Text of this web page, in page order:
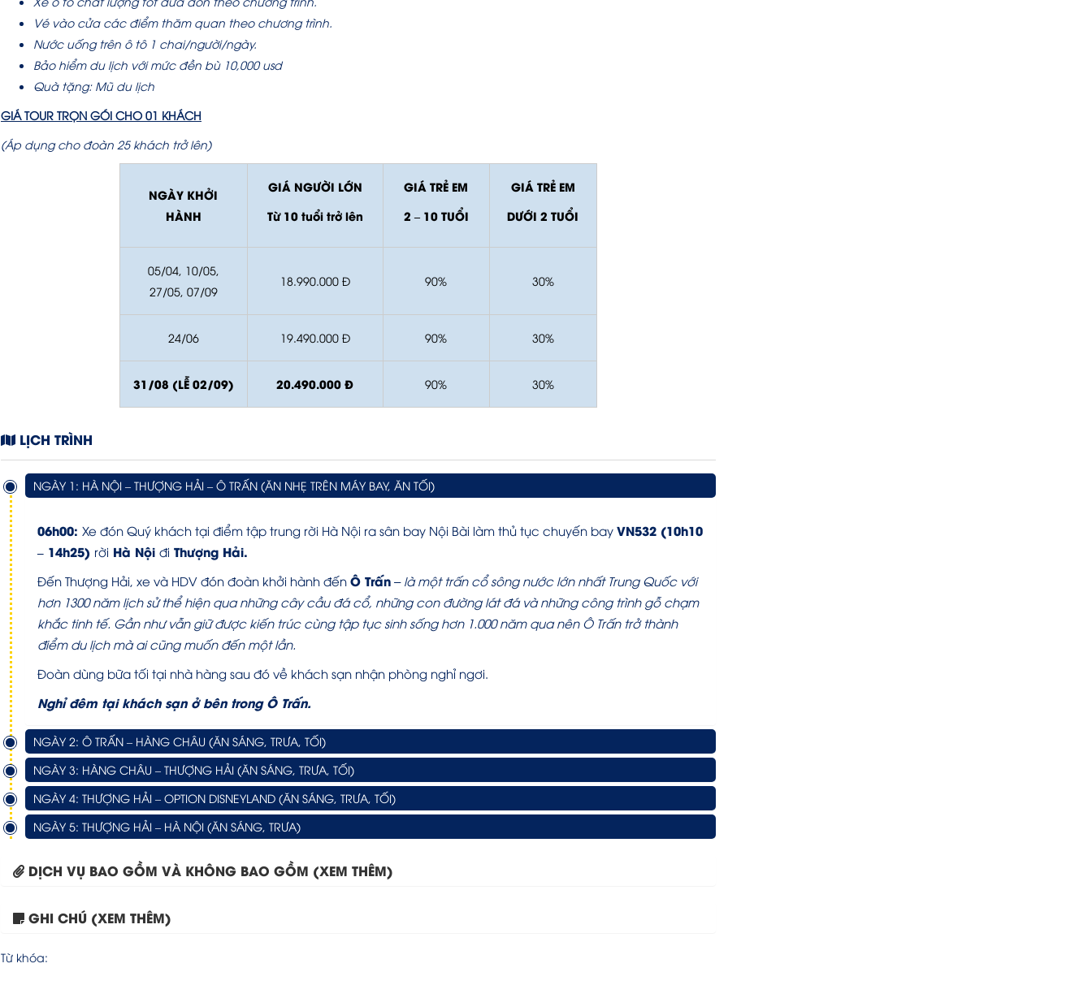
Vé vào cửa các điểm thăm quan theo chương trình.
Nước uống trên ô tô 1 chai/người/ngày.
Bảo hiểm du lịch với mức đền bù 10,000 usd
Quà tặng: Mũ du lịch
GIÁ TOUR TRỌN GÓI CHO 01 KHÁCH
(Áp dụng cho đoàn 25 khách trở lên)
NGÀY KHỞI
HÀNH
GIÁ NGƯỜI LỚN
Từ 10 tuổi trở lên
GIÁ TRẺ EM
2 – 10 TUỔI
GIÁ TRẺ EM
DƯỚI 2 TUỔI
05/04, 10/05,
27/05, 07/09
18.990.000 Đ 90% 30%
24/06 19.490.000 Đ 90% 30%
31/08 (LỄ 02/09) 20.490.000 Đ 90% 30%
LỊCH TRÌNH
NGÀY 1: HÀ NỘI – THƯỢNG HẢI – Ô TRẤN (ĂN NHẸ TRÊN MÁY BAY, ĂN TỐI)
06h00: Xe đón Quý khách tại điểm tập trung rời Hà Nội ra sân bay Nội Bài làm thủ tục chuyến bay VN532 (10h10
– 14h25) rời Hà Nội đi Thượng Hải.
Đến Thượng Hải, xe và HDV đón đoàn khởi hành đến Ô Trấn – là một trấn cổ sông nước lớn nhất Trung Quốc với
hơn 1300 năm lịch sử thể hiện qua những cây cầu đá cổ, những con đường lát đá và những công trình gỗ chạm
khắc tinh tế. Gần như vẫn giữ được kiến trúc cùng tập tục sinh sống hơn 1.000 năm qua nên Ô Trấn trở thành
điểm du lịch mà ai cũng muốn đến một lần.
Đoàn dùng bữa tối tại nhà hàng sau đó về khách sạn nhận phòng nghỉ ngơi.
Nghỉ đêm tại khách sạn ở bên trong Ô Trấn.
NGÀY 2: Ô TRẤN – HÀNG CHÂU (ĂN SÁNG, TRƯA, TỐI)
NGÀY 3: HÀNG CHÂU – THƯỢNG HẢI (ĂN SÁNG, TRƯA, TỐI)
NGÀY 4: THƯỢNG HẢI – OPTION DISNEYLAND (ĂN SÁNG, TRƯA, TỐI)
NGÀY 5: THƯỢNG HẢI – HÀ NỘI (ĂN SÁNG, TRƯA)
DỊCH VỤ BAO GỒM VÀ KHÔNG BAO GỒM (XEM THÊM)
GHI CHÚ (XEM THÊM)
Từ khóa: